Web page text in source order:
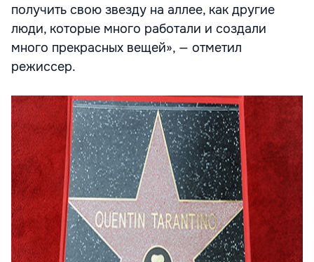
получить свою звезду на аллее, как другие
люди, которые много работали и создали
много прекрасных вещей», — отметил
режиссер.